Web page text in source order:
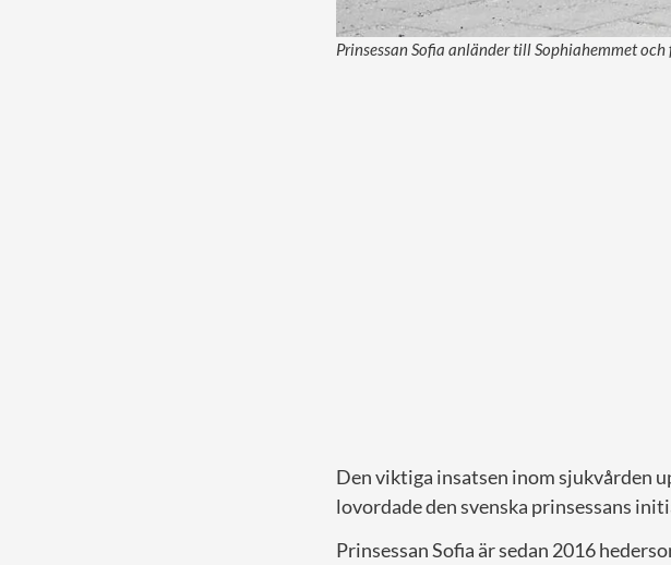
Prinsessan Sofia anländer till Sophiahemmet
Den viktiga insatsen inom sjukvården
lovordade den svenska prinsessans
Prinsessan Sofia är sedan 2016